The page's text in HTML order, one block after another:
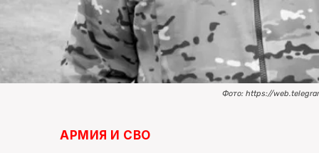
Фото: https://
АРМИЯ И СВО